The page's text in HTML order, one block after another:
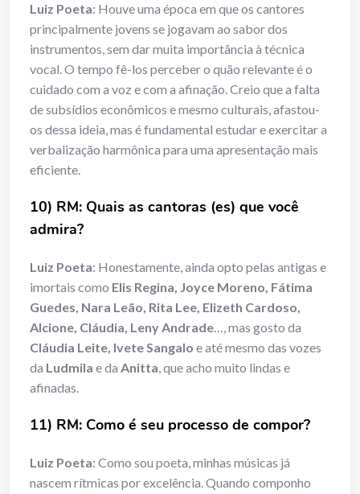
Luiz Poeta: Houve uma época em que os cantores
principalmente jovens se jogavam ao sabor dos
instrumentos, sem dar muita importância à técnica
vocal. O tempo fê-los perceber o quão relevante é o
cuidado com a voz e com a afinação. Creio que a falta
de subsídios econômicos e mesmo culturais, afastou-
os dessa ideia, mas é fundamental estudar e exercitar a
verbalização harmônica para uma apresentação mais
eficiente.
10) RM: Quais as cantoras (es) que você
admira?
Luiz Poeta: Honestamente, ainda opto pelas antigas e
imortais como Elis Regina, Joyce Moreno, Fátima
Guedes, Nara Leão, Rita Lee, Elizeth Cardoso,
Alcione, Cláudia, Leny Andrade…, mas gosto da
Cláudia Leite, Ivete Sangalo e até mesmo das vozes
da Ludmila e da Anitta, que acho muito lindas e
afinadas.
11) RM: Como é seu processo de compor?
Luiz Poeta: Como sou poeta, minhas músicas já
nascem rítmicas por excelência. Quando componho